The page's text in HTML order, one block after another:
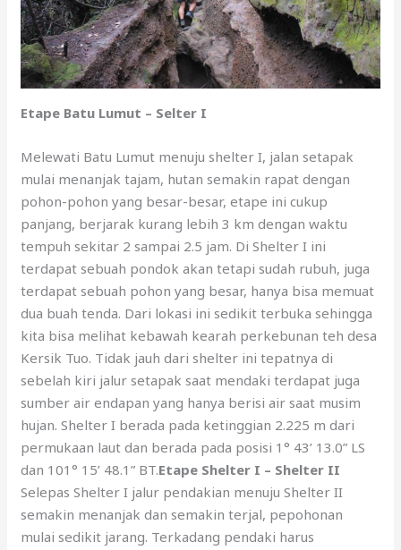
Etape Batu Lumut – Selter I
Melewati Batu Lumut menuju shelter I, jalan setapak
mulai menanjak tajam, hutan semakin rapat dengan
pohon-pohon yang besar-besar, etape ini cukup
panjang, berjarak kurang lebih 3 km dengan waktu
tempuh sekitar 2 sampai 2.5 jam. Di Shelter I ini
terdapat sebuah pondok akan tetapi sudah rubuh, juga
terdapat sebuah pohon yang besar, hanya bisa memuat
dua buah tenda. Dari lokasi ini sedikit terbuka sehingga
kita bisa melihat kebawah kearah perkebunan teh desa
Kersik Tuo. Tidak jauh dari shelter ini tepatnya di
sebelah kiri jalur setapak saat mendaki terdapat juga
sumber air endapan yang hanya berisi air saat musim
hujan. Shelter I berada pada ketinggian 2.225 m dari
permukaan laut dan berada pada posisi 1° 43’ 13.0” LS
dan 101° 15’ 48.1” BT.Etape Shelter I – Shelter II
Selepas Shelter I jalur pendakian menuju Shelter II
semakin menanjak dan semakin terjal, pepohonan
mulai sedikit jarang. Terkadang pendaki harus